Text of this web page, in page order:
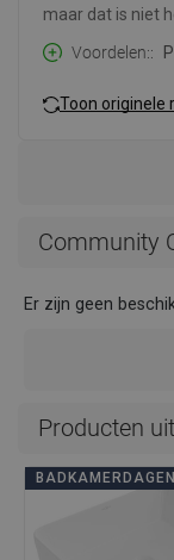
maar dat is niet
Voordelen:
Toon originele
Community
Er zijn geen
Producten
BADKAMERDAGEN